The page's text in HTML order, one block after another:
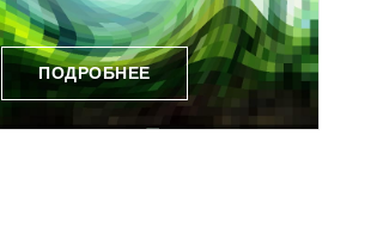
ПОДРОБНЕЕ